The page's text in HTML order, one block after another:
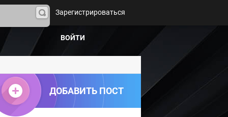
На
йти
Зарегистрироваться
ВОЙТИ
ДОБАВИТЬ ПОСТ